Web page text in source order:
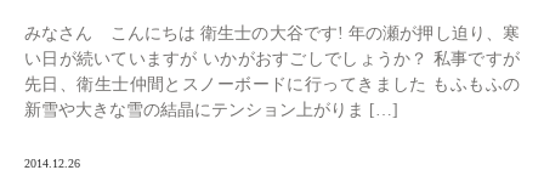
みなさん こんにちは 衛生士の大谷です! 年の瀬が押し迫り、寒
い日が続いていますが いかがおすごしでしょうか？ 私事ですが
先日、衛生士仲間とスノーボードに行ってきました もふもふの
新雪や大きな雪の結晶にテンション上がりま […]
2014.12.26